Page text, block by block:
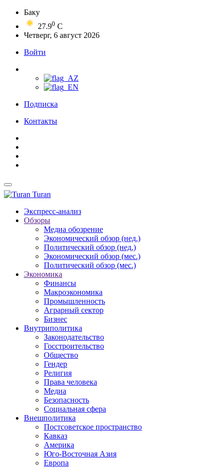
Баку
27.90 C
Четверг, 6 август 2026
Войти
Подписка
Контакты
Turan
Экспресс-анализ
Обзоры
Медиа обозрение
Экономический обзор (нед.)
Политический обзор (нед.)
Экономический обзор (мес.)
Политический обзор (мес.)
Экономика
Финансы
Макроэкономика
Промышленность
Аграрный сектор
Бизнес
Внутриполитика
Законодательство
Госстроительство
Общество
Гендер
Религия
Права человека
Медиа
Безопасность
Социальная сфера
Внешполитика
Постсоветское пространство
Кавказ
Америка
Юго-Восточная Азия
Европа